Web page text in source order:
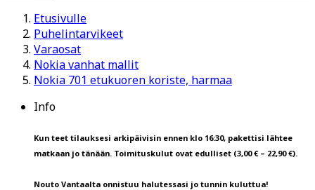
Etusivulle
Puhelintarvikeet
Varaosat
Nokia vanhat mallit
Nokia 701 etukuoren koriste, harmaa
Info
Kun teet tilauksesi arkipäivisin ennen klo 16:30, pakettisi lähtee
matkaan jo tänään. Toimituskulut ovat edulliset (3,00 € – 22,90 €).
Nouto Vantaalta onnistuu halutessasi jo tunnin kuluttua!